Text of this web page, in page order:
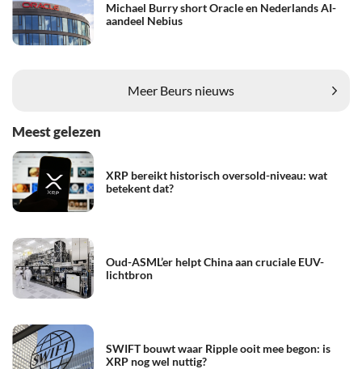
Michael Burry short Oracle en Nederlands AI-
aandeel Nebius
Meer Beurs nieuws
Meest gelezen
XRP bereikt historisch oversold-niveau: wat
betekent dat?
Oud-ASML’er helpt China aan cruciale EUV-
lichtbron
SWIFT bouwt waar Ripple ooit mee begon: is
XRP nog wel nuttig?